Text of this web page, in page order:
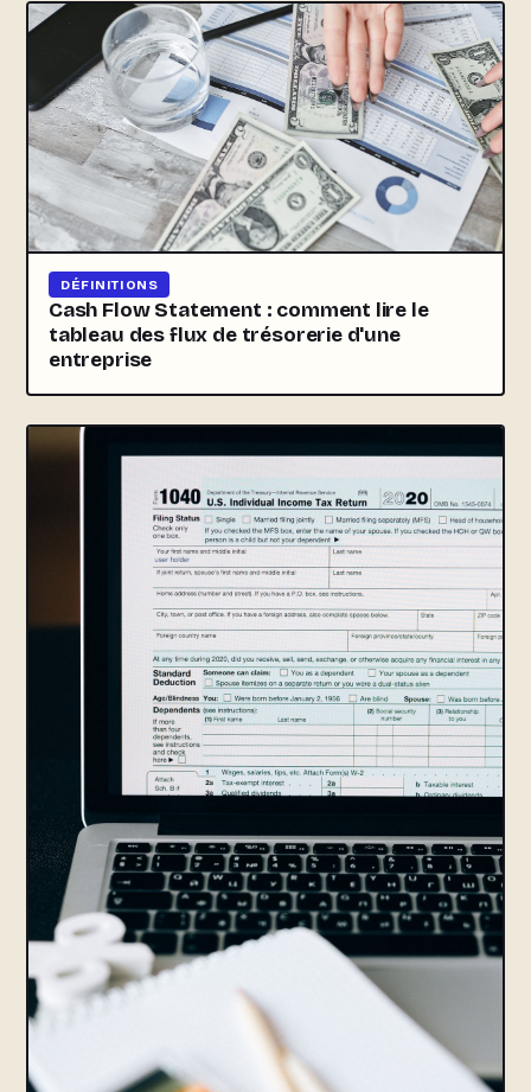
DÉFINITIONS
Cash Flow Statement : comment lire le
tableau des flux de trésorerie d'une
entreprise